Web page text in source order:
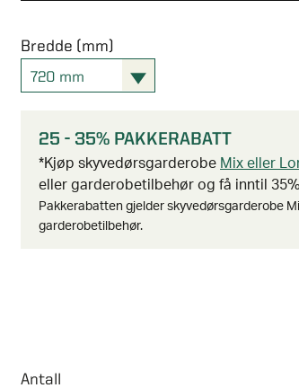
Bredde (mm)
720 mm
25 - 35% PAKKERABATT
*Kjøp skyvedørsgarderobe Mix eller
eller garderobetilbehør og få inntil
Pakkerabatten gjelder skyvedørsgarderobe
garderobetilbehør.
Antall